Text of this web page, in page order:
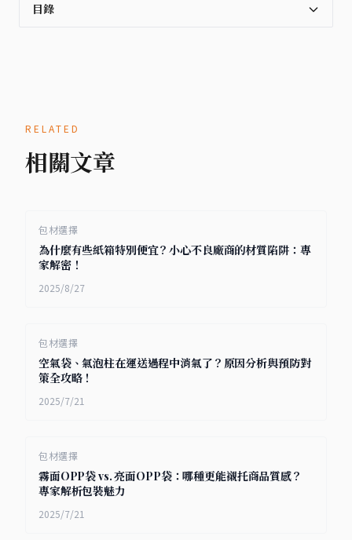
目錄
RELATED
相關文章
包材選擇
為什麼有些紙箱特別便宜？小心不良廠商的材質陷阱：專
家解密！
2025/8/27
包材選擇
空氣袋、氣泡柱在運送過程中消氣了？原因分析與預防對
策全攻略！
2025/7/21
包材選擇
霧面OPP袋 vs. 亮面OPP袋：哪種更能襯托商品質感？
專家解析包裝魅力
2025/7/21